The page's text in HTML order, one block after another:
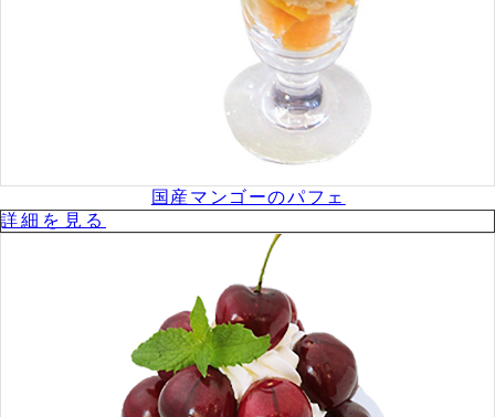
国産マンゴーのパフェ
詳細を⾒る